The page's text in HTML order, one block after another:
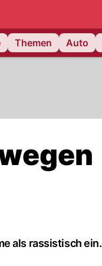
Themen Auto
als rassistisch ein.